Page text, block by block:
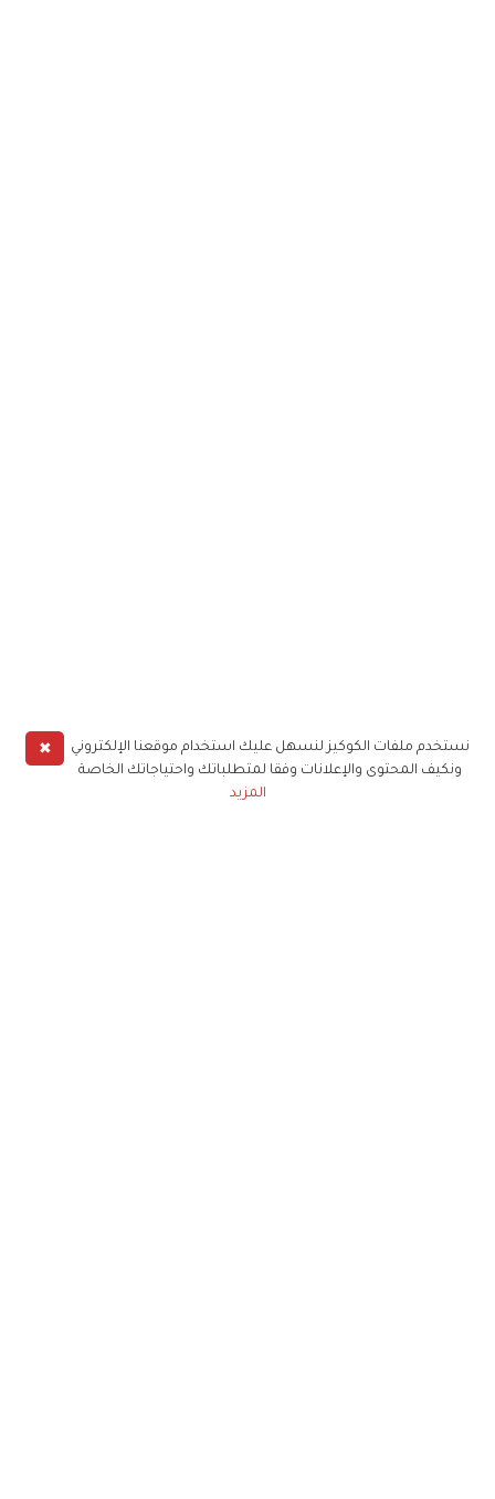
✖
نستخدم ملفات الكوكيز لنسهل عليك استخدام موقعنا الإلكتروني
ونكيف المحتوى والإعلانات وفقا لمتطلباتك واحتياجاتك الخاصة
المزيد